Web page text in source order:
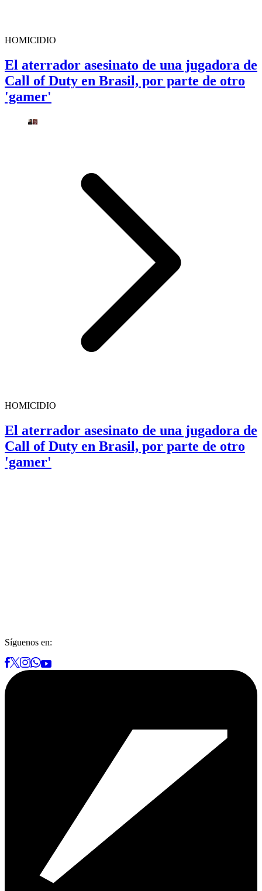
HOMICIDIO
El aterrador asesinato de una jugadora de
Call of Duty en Brasil, por parte de otro
'gamer'
HOMICIDIO
El aterrador asesinato de una jugadora de
Call of Duty en Brasil, por parte de otro
'gamer'
Síguenos en: